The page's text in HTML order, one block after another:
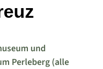
und
Perleberg (alle